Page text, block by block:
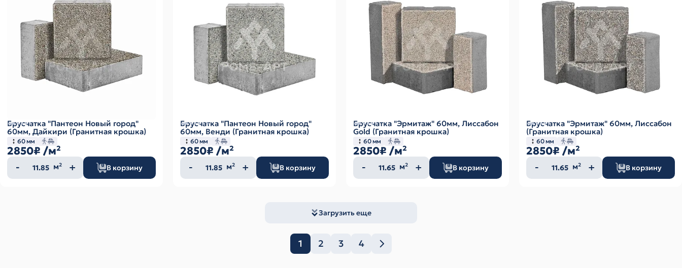
Брусчатка "Пантеон Новый город"
60мм, Дайкири (Гранитная крошка)
60 мм
2850₽ /м²
Количество
товара
м² В корзину
Брусчатка "Пантеон Новый город"
60мм, Венди (Гранитная крошка)
60 мм
2850₽ /м²
Количество
товара
м² В корзину
Брусчатка "Эрмитаж" 60мм, Лиссабон
Gold (Гранитная крошка)
60 мм
2850₽ /м²
Количество
товара
м² В корзину
Брусчатка "Эрмитаж" 60мм, Лиссабон
(Гранитная крошка)
60 мм
2850₽ /м²
Количество
товара
м² В корзину
Загрузить еще
1 2 3 4